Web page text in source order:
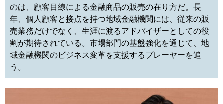
のは、顧客目線による金融商品の販売の在り方だ。長
年、個人顧客と接点を持つ地域金融機関には、従来の販
売業務だけでなく、生涯に渡るアドバイザーとしての役
割が期待されている。市場部門の基盤強化を通じて、地
域金融機関のビジネス変革を支援するプレーヤーを追
う。